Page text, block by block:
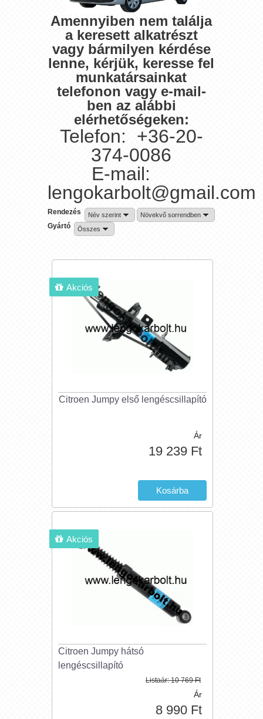
Amennyiben nem találja
a keresett alkatrészt
vagy bármilyen kérdése
lenne, kérjük, keresse fel
munkatársainkat
telefonon vagy e-mail-
ben az alábbi
elérhetőségeken:
Telefon: +36-20-
374-0086
E-mail:
lengokarbolt@gmail.com
Rendezés Név szerint Növekvő sorrendben
Gyártó Összes
Citroen Jumpy első lengéscsillapító
Ár
19 239 Ft
Akciós
Citroen Jumpy hátsó
lengéscsillapító
Listaár:10 769 Ft
Ár
8 990 Ft
Akciós